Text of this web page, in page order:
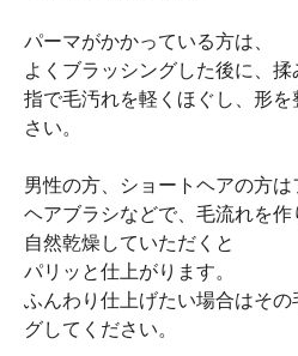
パーマがかかっている方は、
よくブラッシングした後に、揉
指で毛汚れを軽くほぐし、形
さい。
男性の方、ショートヘアの方
ヘアブラシなどで、毛流れを作
自然乾燥していただくと
パリッと仕上がります。
ふんわり仕上げたい場合はそ
グしてください。